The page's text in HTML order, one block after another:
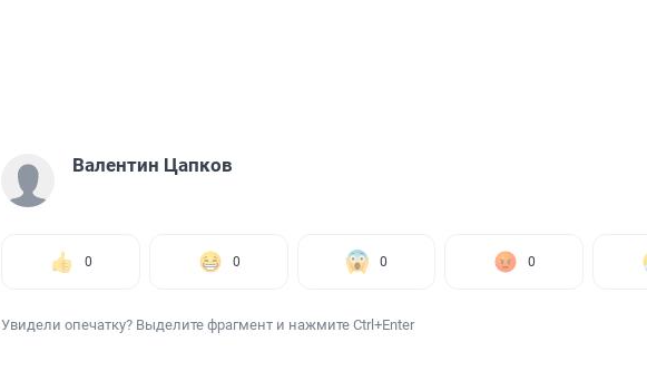
Валентин Цапков
0 0 0 0
Увидели опечатку? Выделите фрагмент и нажмите Ctrl+Enter